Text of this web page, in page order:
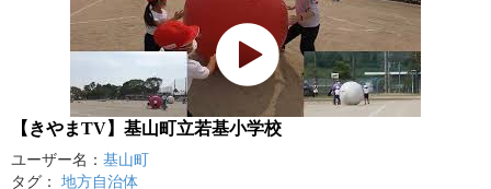
【きやまTV】基山町立若基小学校
ユーザー名： 基山町
タグ： 地方自治体